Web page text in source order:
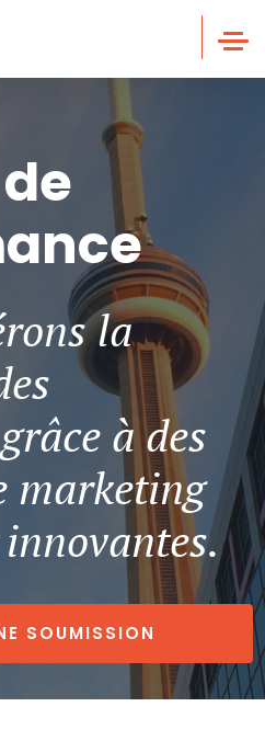
la
à des
marketing
SOUMISSION